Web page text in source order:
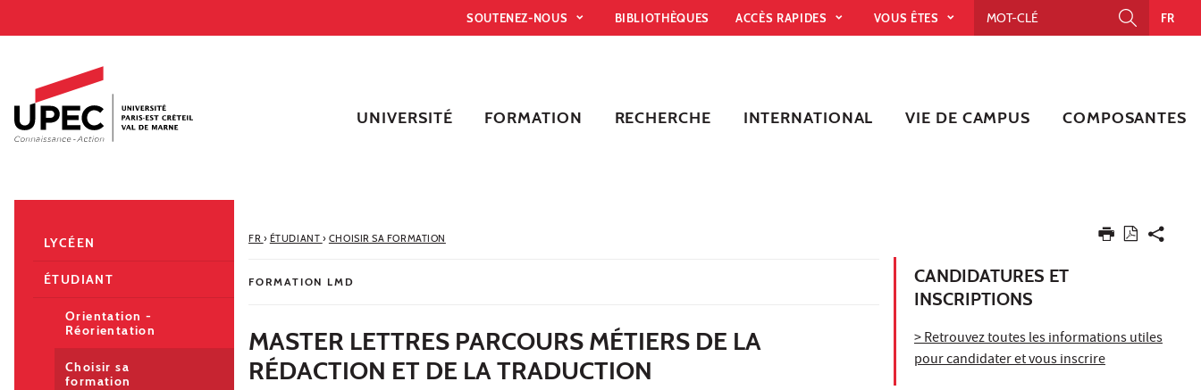
Accès directs
Recherche
Navigation secondaire
SOUTENEZ-NOUS BIBLIOTHÈQUES ACCÈS RAPIDES VOUS ÊTES FR
UNIVERSITÉ FORMATION RECHERCHE INTERNATIONAL VIE DE CAMPUS COMPOSANTES
FR › ÉTUDIANT › CHOISIR SA FORMATION
FORMATION LMD
MASTER LETTRES PARCOURS MÉTIERS DE LA
RÉDACTION ET DE LA TRADUCTION
CANDIDATURES ET
INSCRIPTIONS
> Retrouvez toutes les informations utiles
pour candidater et vous inscrire
LYCÉEN
ÉTUDIANT
Orientation -
Réorientation
Choisir sa
formation